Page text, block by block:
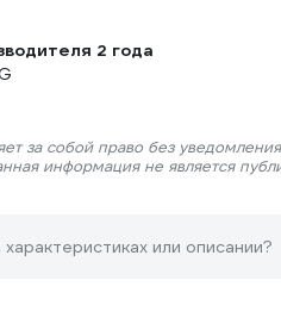
2 года
за собой право без
информация не является
или описании?